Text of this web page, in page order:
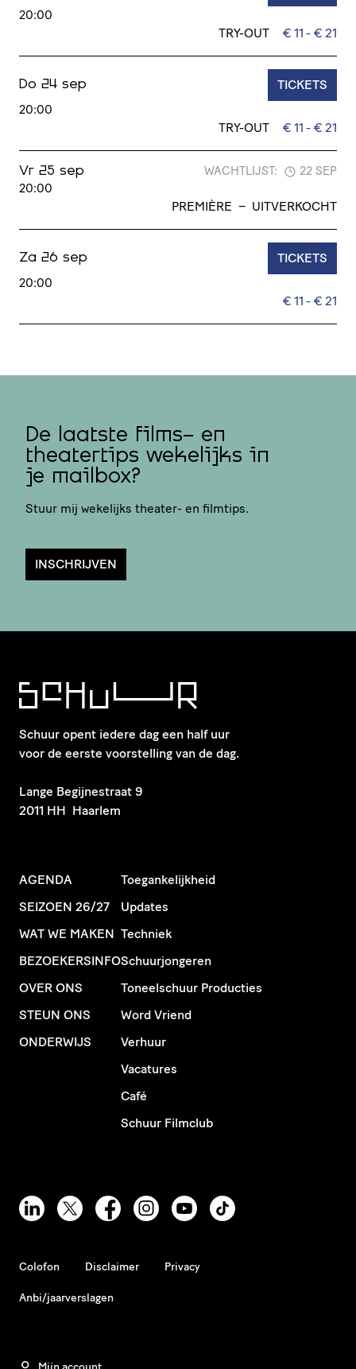
20:00
TRY-OUT € 11 - € 21
Do 24 sep
20:00
TRY-OUT € 11 - € 21
TICKETS
Vr 25 sep
20:00
PREMIÈRE – UITVERKOCHT
WACHTLIJST: 22 SEP
Za 26 sep
20:00
€ 11 - € 21
TICKETS
De laatste films- en
theatertips wekelijks in
je mailbox?
Stuur mij wekelijks theater- en filmtips.
INSCHRIJVEN
Schuur opent iedere dag een half uur
voor de eerste voorstelling van de dag.
​Lange Begijnestraat 9
2011 HH Haarlem
AGENDA
SEIZOEN 26/27
WAT WE MAKEN
BEZOEKERSINFO
OVER ONS
STEUN ONS
ONDERWIJS
Toegankelijkheid
Updates
Techniek
Schuurjongeren
Toneelschuur Producties
Word Vriend
Verhuur
Vacatures
Café
Schuur Filmclub
Colofon Disclaimer Privacy
Anbi/jaarverslagen